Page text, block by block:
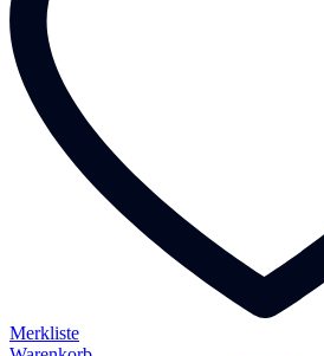
Merkliste